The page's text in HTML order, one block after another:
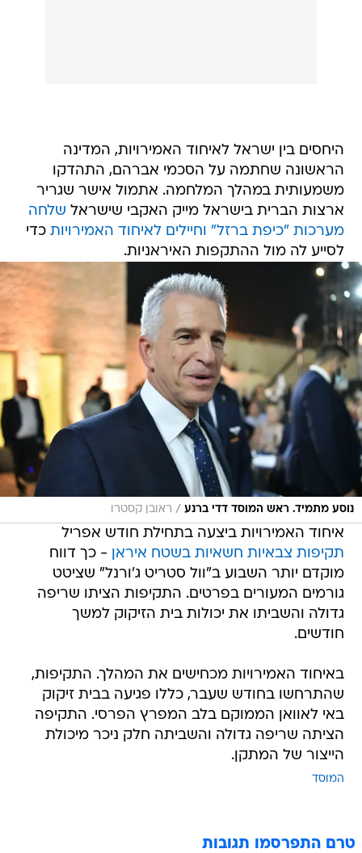
היחסים בין ישראל לאיחוד האמירויות, המדינה
הראשונה שחתמה על הסכמי אברהם, התהדקו
משמעותית במהלך המלחמה. אתמול אישר שגריר
ארצות הברית בישראל מייק האקבי שישראל שלחה
מערכות "כיפת ברזל" וחיילים לאיחוד האמירויות כדי
לסייע לה מול ההתקפות האיראניות.
נוסע מתמיד. ראש המוסד דדי ברנע / ראובן קסטרו
איחוד האמירויות ביצעה בתחילת חודש אפריל
תקיפות צבאיות חשאיות בשטח איראן
- כך דווח
מוקדם יותר השבוע ב"וול סטריט ג'ורנל" שציטט
גורמים המעורים בפרטים. התקיפות הציתו שריפה
גדולה והשביתו את יכולות בית הזיקוק למשך
חודשים.
באיחוד האמירויות מכחישים את המהלך. התקיפות,
שהתרחשו בחודש שעבר, כללו פגיעה בבית זיקוק
באי לאוואן הממוקם בלב המפרץ הפרסי. התקיפה
הציתה שריפה גדולה והשביתה חלק ניכר מיכולת
הייצור של המתקן.
המוסד
טרם התפרסמו תגובות